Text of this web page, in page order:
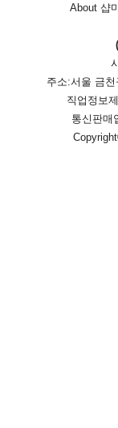
About 샵
주소:서울 금
직업정보
통신판매